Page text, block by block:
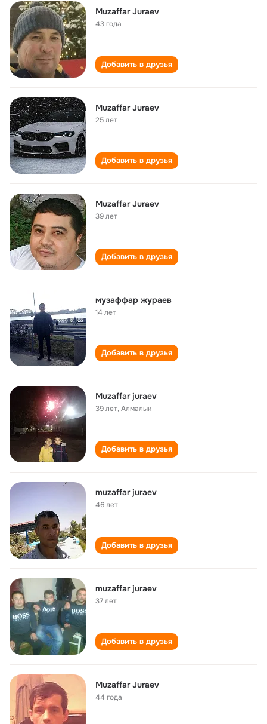
Muzaffar Juraev
43 года
Добавить в друзья
Muzaffar Juraev
25 лет
Добавить в друзья
Muzaffar Juraev
39 лет
Добавить в друзья
музаффар жураев
14 лет
Добавить в друзья
Muzaffar juraev
39 лет,Алмалык
Добавить в друзья
muzaffar juraev
46 лет
Добавить в друзья
muzaffar juraev
37 лет
Добавить в друзья
Muzaffar Juraev
44 года